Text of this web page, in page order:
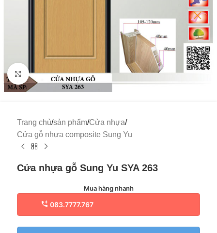
Click to enlarge
Trang chủ/sản phẩm/Cửa nhựa/
Cửa gỗ nhựa composite Sung Yu
Cửa nhựa gỗ Sung Yu SYA 263
Mua hàng nhanh
083.7777.767